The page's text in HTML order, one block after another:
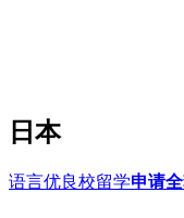
日本
语言优良校留学申请